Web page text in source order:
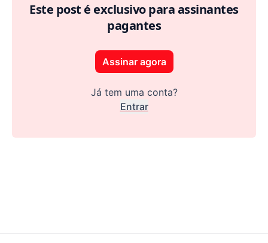
Este post é exclusivo para assinantes
pagantes
Assinar agora
Já tem uma conta?
Entrar